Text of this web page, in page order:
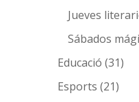
Jueves
Sábados
Educació (31)
Esports (21)